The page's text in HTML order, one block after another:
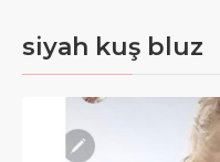
siyah kuş bluz